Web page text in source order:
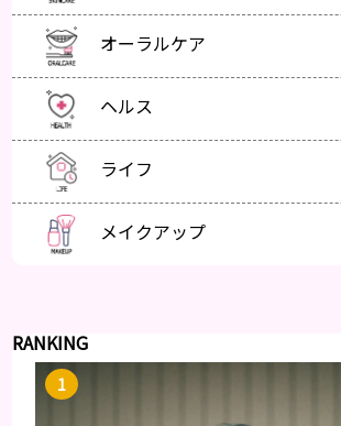
オーラルケア
ヘルス
ライフ
メイクアップ
RANKING